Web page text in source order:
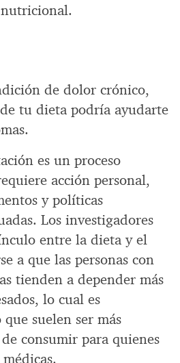
de dolor crónico,
tu dieta podría ayudarte
es un proceso
acción personal,
y políticas
Los investigadores
entre la dieta y el
a que las personas con
tienden a depender más
lo cual es
suelen ser más
consumir para quienes